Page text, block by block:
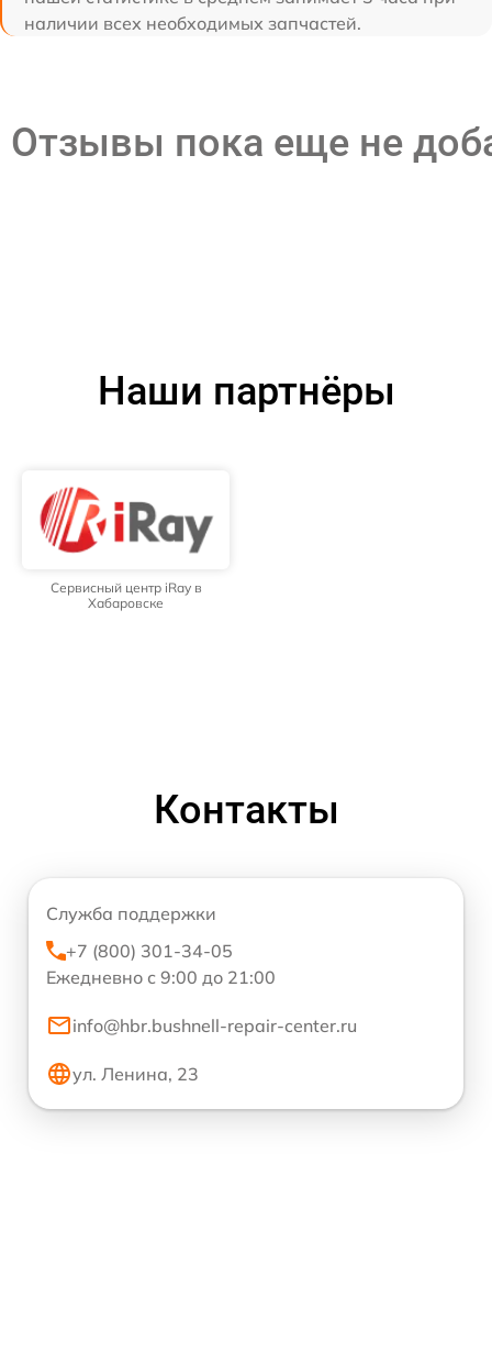
наличии всех необходимых запчастей.
Отзывы пока еще не
Наши партнёры
Сервисный центр iRay в
Хабаровске
Контакты
Служба поддержки
+7 (800) 301-34-05
Ежедневно с 9:00 до 21:00
info@hbr.bushnell-repair-center.ru
ул. Ленина, 23